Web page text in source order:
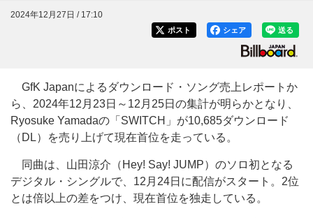
2024年12月27日 / 17:10
送る
シェア
ポスト
GfK Japanによるダウンロード・ソング売上レポートか
ら、2024年12月23日～12月25日の集計が明らかとなり、
Ryosuke Yamadaの「SWITCH」が10,685ダウンロード
（DL）を売り上げて現在首位を走っている。
同曲は、山田涼介（Hey! Say! JUMP）のソロ初となる
デジタル・シングルで、12月24日に配信がスタート。2位
とは倍以上の差をつけ、現在首位を独走している。